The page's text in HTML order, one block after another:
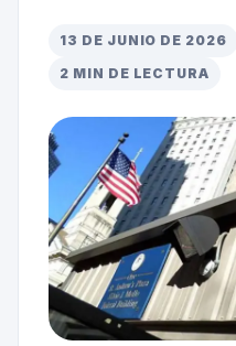
13 DE JUNIO DE 2026
2 MIN DE LECTURA